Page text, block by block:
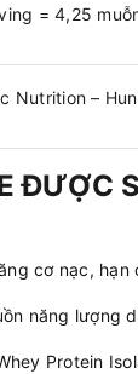
= 4,25
Nutrition –
ĐƯỢC
cơ nạc, hạn
năng lượng
Protein